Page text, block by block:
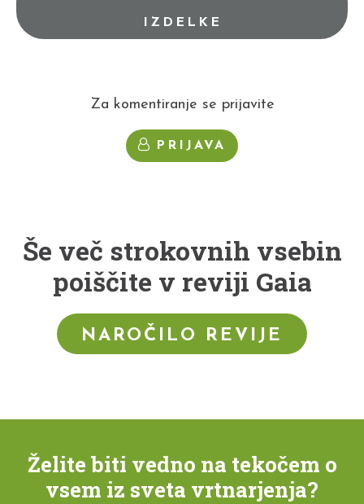
IZDELKE
Za komentiranje se prijavite
PRIJAVA
Še več strokovnih vsebin
poiščite v reviji Gaia
NAROČILO REVIJE
Želite biti vedno na tekočem o
vsem iz sveta vrtnarjenja?